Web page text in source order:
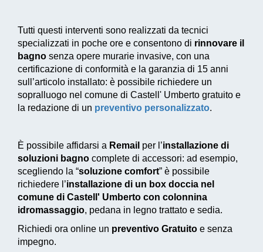
Tutti questi interventi sono realizzati da tecnici
specializzati in poche ore e consentono di rinnovare il
bagno senza opere murarie invasive, con una
certificazione di conformità e la garanzia di 15 anni
sull’articolo installato: è possibile richiedere un
sopralluogo nel comune di Castell' Umberto gratuito e
la redazione di un preventivo personalizzato.
È possibile affidarsi a Remail per l’installazione di
soluzioni bagno complete di accessori: ad esempio,
scegliendo la “soluzione comfort” è possibile
richiedere l’installazione di un box doccia nel
comune di Castell' Umberto con colonnina
idromassaggio, pedana in legno trattato e sedia.
Richiedi ora online un preventivo Gratuito e senza
impegno.